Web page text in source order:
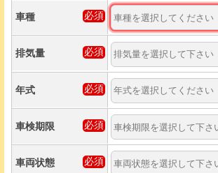
車種
排気量
年式
車検期限
車両状態